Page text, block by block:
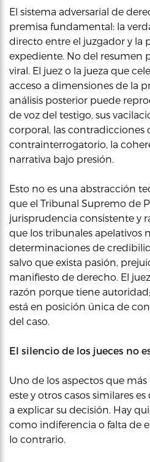
El sistema adversarial de
premisa fundamental: la
directo entre el juzgador y la
expediente. No del resumen
viral. El juez o la jueza que
acceso a dimensiones de la
análisis posterior puede
de voz del testigo, sus
corporal, las contradicciones
contrainterrogatorio, la
narrativa bajo presión.
Esto no es una abstracción
que el Tribunal Supremo de
jurisprudencia consistente y
que los tribunales apelativos
determinaciones de
salvo que exista pasión,
manifiesto de derecho. El
razón porque tiene
está en posición única de
del caso.
El silencio de los jueces no
Uno de los aspectos que
este y otros casos similares
a explicar su decisión. Hay
como indiferencia o falta de
lo contrario.